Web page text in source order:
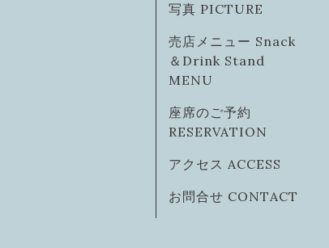
写真 PICTURE
売店メニュー Snack
＆Drink Stand
MENU
座席のご予約
RESERVATION
アクセス ACCESS
お問合せ CONTACT